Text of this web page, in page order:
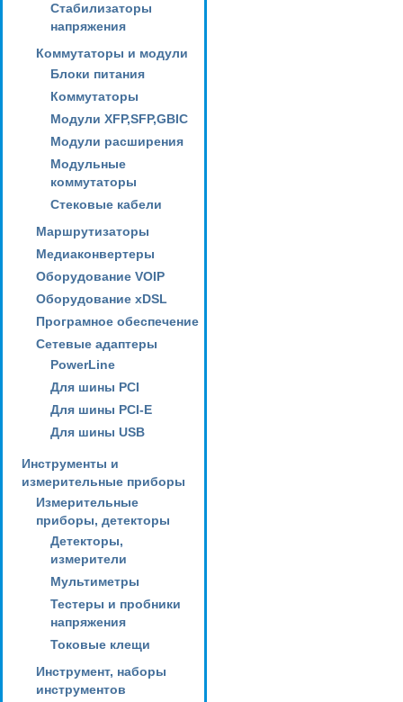
Стабилизаторы
напряжения
Коммутаторы и модули
Блоки питания
Коммутаторы
Модули XFP,SFP,GBIC
Модули расширения
Модульные
коммутаторы
Стековые кабели
Маршрутизаторы
Медиаконвертеры
Оборудование VOIP
Оборудование xDSL
Програмное обеспечение
Сетевые адаптеры
PowerLine
Для шины PCI
Для шины PCI-E
Для шины USB
Инструменты и
измерительные приборы
Измерительные
приборы, детекторы
Детекторы,
измерители
Мультиметры
Тестеры и пробники
напряжения
Токовые клещи
Инструмент, наборы
инструментов